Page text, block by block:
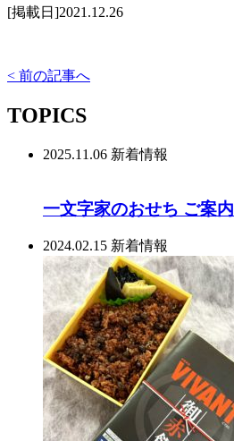
[掲載日]2021.12.26
< 前の記事へ
TOPICS
2025.11.06 新着情報
一文字家のおせち ご案内
2024.02.15 新着情報